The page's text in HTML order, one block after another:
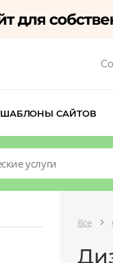
ШАБЛОНЫ САЙТОВ
Все